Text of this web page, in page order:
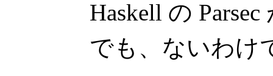
Haskell の
でも、ないわけ